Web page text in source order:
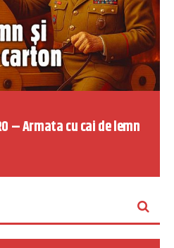
– Armata cu cai de lemn